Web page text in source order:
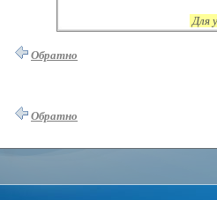
Для
Обратно
Обратно